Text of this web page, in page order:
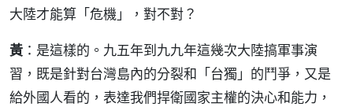
大陸才能算「危機」，對不對？
黃 ：是這樣的。九五年到九九年這幾次大陸搞軍事演
習，既是針對台灣島內的分裂和「台獨」的鬥爭，又是
給外國人看的，表達我們捍衛國家主權的決心和能力，